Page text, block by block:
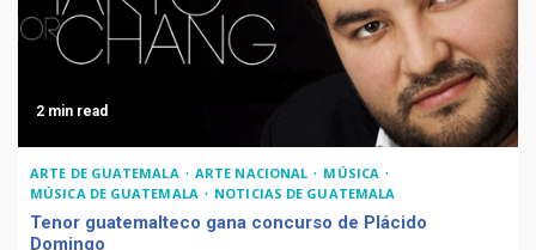
2 min read
ARTE DE GUATEMALA ARTE NACIONAL
MÚSICA
MÚSICA DE GUATEMALA
NOTICIAS DE GUATEMALA
Tenor guatemalteco gana concurso de Plácido
Domingo
Muere Álvaro Arzú (alcalde
de Guatemala y expresidente
del país)